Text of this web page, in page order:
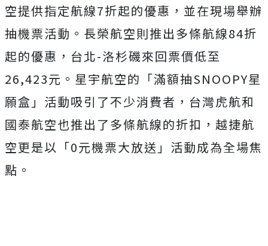
空提供指定航線7折起的優惠，並在現場舉辦
抽機票活動。長榮航空則推出多條航線84折
起的優惠，台北-洛杉磯來回票價低至
26,423元。星宇航空的「滿額抽SNOOPY星
願盒」活動吸引了不少消費者，台灣虎航和
國泰航空也推出了多條航線的折扣，越捷航
空更是以「0元機票大放送」活動成為全場焦
點。